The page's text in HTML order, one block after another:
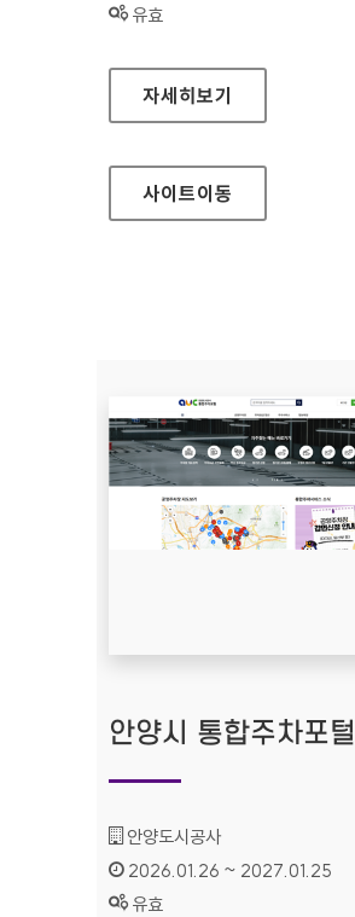
상태 :
유효
문화영향평가
자세히보기
사이트이동
안양시 통합주차포털
기관명 :
안양도시공사
인증기간 :
2026.01.26 ~ 2027.01.25
상태 :
유효